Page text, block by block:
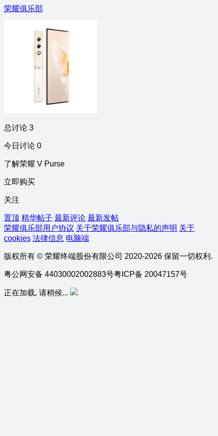
荣耀俱乐部
总讨论 3
今日讨论 0
了解荣耀 V Purse
立即购买
关注
置顶 精华帖子 最新评论 最新发帖
荣耀俱乐部用户协议 关于荣耀俱乐部与隐私的声明 关于
cookies 法律信息 电脑端
版权所有 © 荣耀终端股份有限公司 2020-2026 保留一切权利.
粤公网安备 44030002002883号粤ICP备 20047157号
正在加载, 请稍候...